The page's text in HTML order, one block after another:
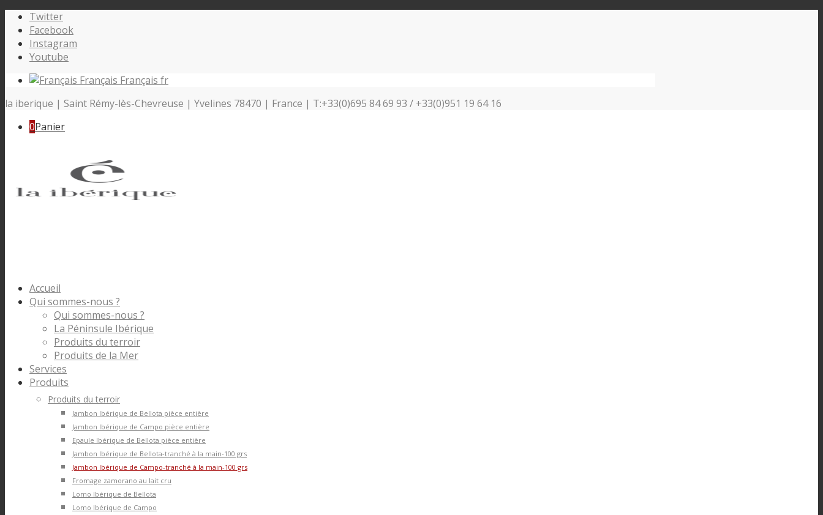
Twitter
Facebook
Instagram
Youtube
Français Français fr
la iberique | Saint Rémy-lès-Chevreuse | Yvelines 78470 | France | T:+33(0)695 84 69 93 / +33(0)951 19 64 16
0Panier
Accueil
Qui sommes-nous ?
Qui sommes-nous ?
La Péninsule Ibérique
Produits du terroir
Produits de la Mer
Services
Produits
Produits du terroir
Jambon Ibérique de Bellota pièce entière
Jambon Ibérique de Campo pièce entière
Epaule Ibérique de Bellota pièce entière
Jambon Ibérique de Bellota-tranché à la main-100 grs
Jambon Ibérique de Campo-tranché à la main-100 grs
Fromage zamorano au lait cru
Lomo Ibérique de Bellota
Lomo Ibérique de Campo